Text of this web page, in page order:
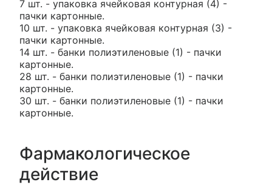
7 шт. - упаковка ячейковая контурная (4) -
пачки картонные.
10 шт. - упаковка ячейковая контурная (3) -
пачки картонные.
14 шт. - банки полиэтиленовые (1) - пачки
картонные.
28 шт. - банки полиэтиленовые (1) - пачки
картонные.
30 шт. - банки полиэтиленовые (1) - пачки
картонные.
Фармакологическое
действие